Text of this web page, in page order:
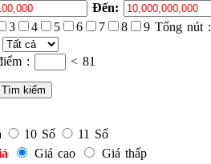
Đến:
3 4 5 6 7 8 9 Tổng nút :
: < 81
10 Số
11 Số
Giá cao
Giá thấp